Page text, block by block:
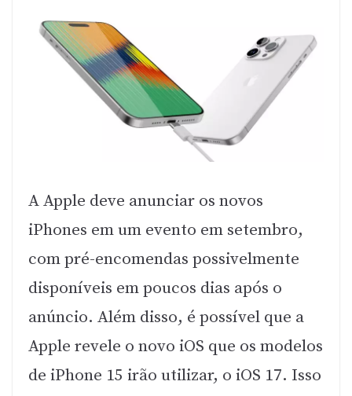
A Apple deve anunciar os novos
iPhones em um evento em setembro,
com pré-encomendas possivelmente
disponíveis em poucos dias após o
anúncio. Além disso, é possível que a
Apple revele o novo iOS que os modelos
de iPhone 15 irão utilizar, o iOS 17. Isso